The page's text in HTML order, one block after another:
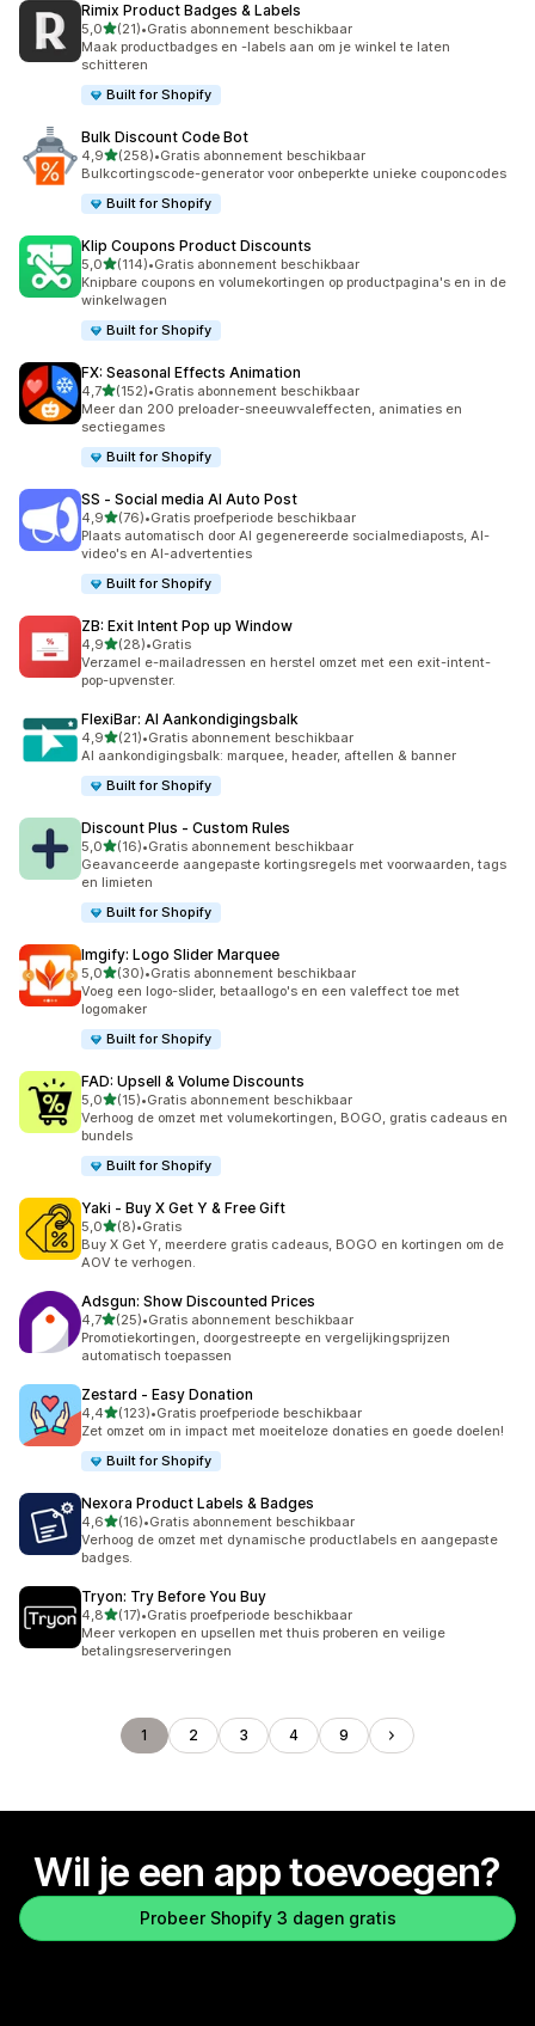
Rimix Product Badges & Labels
5,0van 5 sterren
(21)
21 recensies in totaal
•Gratis abonnement beschikbaar
Maak productbadges en -labels aan om je winkel te laten
schitteren
Built for Shopify
Bulk Discount Code Bot
4,9van 5 sterren
(258)
258 recensies in totaal
•Gratis abonnement beschikbaar
Bulkcortingscode-generator voor onbeperkte unieke couponcodes
Built for Shopify
Klip Coupons Product Discounts
5,0van 5 sterren
(114)
114 recensies in totaal
•Gratis abonnement beschikbaar
Knipbare coupons en volumekortingen op productpagina's en in de
winkelwagen
Built for Shopify
FX: Seasonal Effects Animation
4,7van 5 sterren
(152)
152 recensies in totaal
•Gratis abonnement beschikbaar
Meer dan 200 preloader-sneeuwvaleffecten, animaties en
sectiegames
Built for Shopify
SS ‑ Social media AI Auto Post
4,9van 5 sterren
(76)
76 recensies in totaal
•Gratis proefperiode beschikbaar
Plaats automatisch door AI gegenereerde socialmediaposts, AI-
video's en AI-advertenties
Built for Shopify
ZB: Exit Intent Pop up Window
4,9van 5 sterren
(28)
28 recensies in totaal
•Gratis
Verzamel e-mailadressen en herstel omzet met een exit-intent-
pop-upvenster.
FlexiBar: AI Aankondigingsbalk
4,9van 5 sterren
(21)
21 recensies in totaal
•Gratis abonnement beschikbaar
AI aankondigingsbalk: marquee, header, aftellen & banner
Built for Shopify
Discount Plus ‑ Custom Rules
5,0van 5 sterren
(16)
16 recensies in totaal
•Gratis abonnement beschikbaar
Geavanceerde aangepaste kortingsregels met voorwaarden, tags
en limieten
Built for Shopify
Imgify: Logo Slider Marquee
5,0van 5 sterren
(30)
30 recensies in totaal
•Gratis abonnement beschikbaar
Voeg een logo-slider, betaallogo's en een valeffect toe met
logomaker
Built for Shopify
FAD: Upsell & Volume Discounts
5,0van 5 sterren
(15)
15 recensies in totaal
•Gratis abonnement beschikbaar
Verhoog de omzet met volumekortingen, BOGO, gratis cadeaus en
bundels
Built for Shopify
Yaki ‑ Buy X Get Y & Free Gift
5,0van 5 sterren
(8)
8 recensies in totaal
•Gratis
Buy X Get Y, meerdere gratis cadeaus, BOGO en kortingen om de
AOV te verhogen.
Adsgun: Show Discounted Prices
4,7van 5 sterren
(25)
25 recensies in totaal
•Gratis abonnement beschikbaar
Promotiekortingen, doorgestreepte en vergelijkingsprijzen
automatisch toepassen
Zestard ‑ Easy Donation
4,4van 5 sterren
(123)
123 recensies in totaal
•Gratis proefperiode beschikbaar
Zet omzet om in impact met moeiteloze donaties en goede doelen!
Built for Shopify
Nexora Product Labels & Badges
4,6van 5 sterren
(16)
16 recensies in totaal
•Gratis abonnement beschikbaar
Verhoog de omzet met dynamische productlabels en aangepaste
badges.
Tryon: Try Before You Buy
4,8van 5 sterren
(17)
17 recensies in totaal
•Gratis proefperiode beschikbaar
Meer verkopen en upsellen met thuis proberen en veilige
betalingsreserveringen
1 2 3 4 9
Wil je een app toevoegen?
Probeer Shopify 3 dagen gratis